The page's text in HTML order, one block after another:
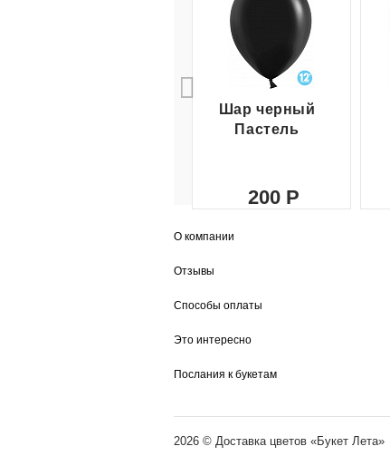
Шар черный
Пастель
200
О компании
Отзывы
Способы оплаты
Это интересно
Послания к букетам
2026 © Доставка цветов «Букет Лета»